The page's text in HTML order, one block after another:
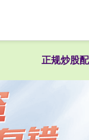
正规炒股